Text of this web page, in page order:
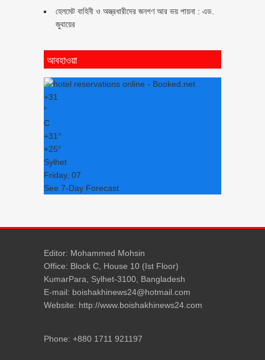
হেলমেট বাহিনী ও অস্ত্রধারীদের জনগণ আর ভয় পায়না : এড.
জুবায়ের
আবহাওয়া
+31
°
C
+31°
+25°
Sylhet
Friday, 07
See 7-Day Forecast
Editor: Mohammed Mohsin
Office: Block C, House 10 (Ist Floor)
KumarPara, Sylhet-3100, Bangladesh
E-mail: boishakhinews24@hotmail.com
Website: http://www.boishakhinews24.com
Phone: +880 1711 921197